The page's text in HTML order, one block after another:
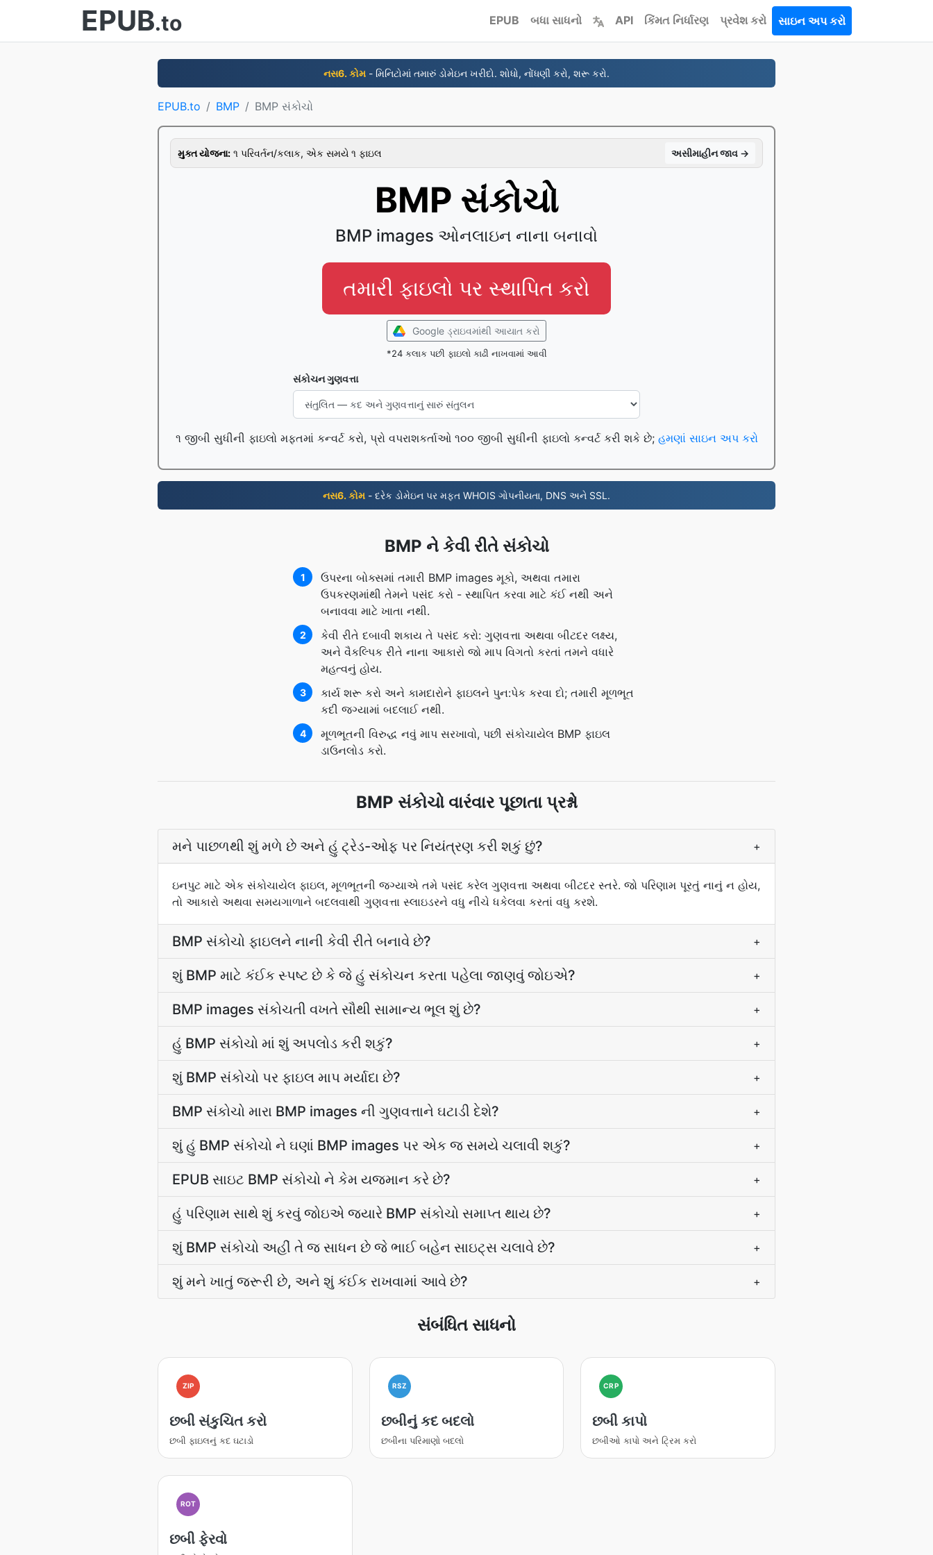
EPUB.to EPUB બધા સાધનો API કિંમત નિર્ધારણ પ્રવેશ કરો સાઇન અપ કરો
નસ6. કોમ - મિનિટોમાં તમારું ડોમેઇન ખરીદો. શોધો, નોંધણી કરો, શરૂ કરો.
EPUB.to BMP BMP સંકોચો
મુક્ત યોજના: ૧ પરિવર્તન/કલાક, એક સમયે ૧ ફાઇલ અસીમાહીન જાવ →
BMP સંકોચો
BMP images ઓનલાઇન નાના બનાવો
તમારી ફાઇલો પર સ્થાપિત કરો
Google ડ્રાઇવમાંથી આયાત કરો
*24 કલાક પછી ફાઇલો કાઢી નાખવામાં આવી
સંકોચન ગુણવત્તા
૧ જીબી સુધીની ફાઇલો મફતમાં કન્વર્ટ કરો, પ્રો વપરાશકર્તાઓ ૧૦૦ જીબી સુધીની ફાઇલો કન્વર્ટ કરી શકે છે; હમણાં સાઇન અપ કરો
નસ6. કોમ - દરેક ડોમેઇન પર મફત WHOIS ગોપનીયતા, DNS અને SSL.
BMP ને કેવી રીતે સંકોચો
1
ઉપરના બોક્સમાં તમારી BMP images મૂકો, અથવા તમારા
ઉપકરણમાંથી તેમને પસંદ કરો - સ્થાપિત કરવા માટે કંઈ નથી અને
બનાવવા માટે ખાતા નથી.
2
કેવી રીતે દબાવી શકાય તે પસંદ કરો: ગુણવત્તા અથવા બીટદર લક્ષ્ય,
અને વૈકલ્પિક રીતે નાના આકારો જો માપ વિગતો કરતાં તમને વધારે
મહત્વનું હોય.
3
કાર્ય શરૂ કરો અને કામદારોને ફાઇલને પુન:પેક કરવા દો; તમારી મૂળભૂત
કદી જગ્યામાં બદલાઈ નથી.
4
મૂળભૂતની વિરુદ્ધ નવું માપ સરખાવો, પછી સંકોચાયેલ BMP ફાઇલ
ડાઉનલોડ કરો.
BMP સંકોચો વારંવાર પૂછાતા પ્રશ્નો
મને પાછળથી શું મળે છે અને હું ટ્રેડ-ઓફ પર નિયંત્રણ કરી શકું છું? +
ઇનપુટ માટે એક સંકોચાયેલ ફાઇલ, મૂળભૂતની જગ્યાએ તમે પસંદ કરેલ ગુણવત્તા અથવા બીટદર સ્તરે. જો પરિણામ પૂરતું નાનું ન હોય,
તો આકારો અથવા સમયગાળાને બદલવાથી ગુણવત્તા સ્લાઇડરને વધુ નીચે ધકેલવા કરતાં વધુ કરશે.
BMP સંકોચો ફાઇલને નાની કેવી રીતે બનાવે છે? +
શું BMP માટે કંઈક સ્પષ્ટ છે કે જે હું સંકોચન કરતા પહેલા જાણવું જોઇએ? +
BMP images સંકોચતી વખતે સૌથી સામાન્ય ભૂલ શું છે? +
હું BMP સંકોચો માં શું અપલોડ કરી શકું? +
શું BMP સંકોચો પર ફાઇલ માપ મર્યાદા છે? +
BMP સંકોચો મારા BMP images ની ગુણવત્તાને ઘટાડી દેશે? +
શું હું BMP સંકોચો ને ઘણાં BMP images પર એક જ સમયે ચલાવી શકું? +
EPUB સાઇટ BMP સંકોચો ને કેમ યજમાન કરે છે? +
હું પરિણામ સાથે શું કરવું જોઇએ જ્યારે BMP સંકોચો સમાપ્ત થાય છે? +
શું BMP સંકોચો અહીં તે જ સાધન છે જે ભાઈ બહેન સાઇટ્સ ચલાવે છે? +
શું મને ખાતું જરૂરી છે, અને શું કંઈક રાખવામાં આવે છે? +
સંબંધિત સાધનો
ZIP
છબી સંકુચિત કરો
છબી ફાઇલનું કદ ઘટાડો
RSZ
છબીનું કદ બદલો
છબીના પરિમાણો બદલો
CRP
છબી કાપો
છબીઓ કાપો અને ટ્રિમ કરો
ROT
છબી ફેરવો